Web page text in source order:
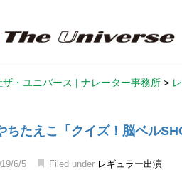
ザ・ユニバース | ナレーター事務所 >
ちたえこ「クイズ！脳ベル
6/5 Filed under レギュラー出演